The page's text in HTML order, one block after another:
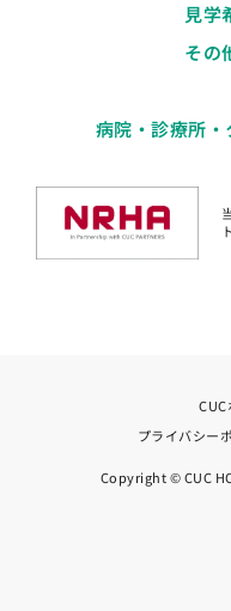
見学
その
病院・診療所
プライバシー
Copyright © CUC